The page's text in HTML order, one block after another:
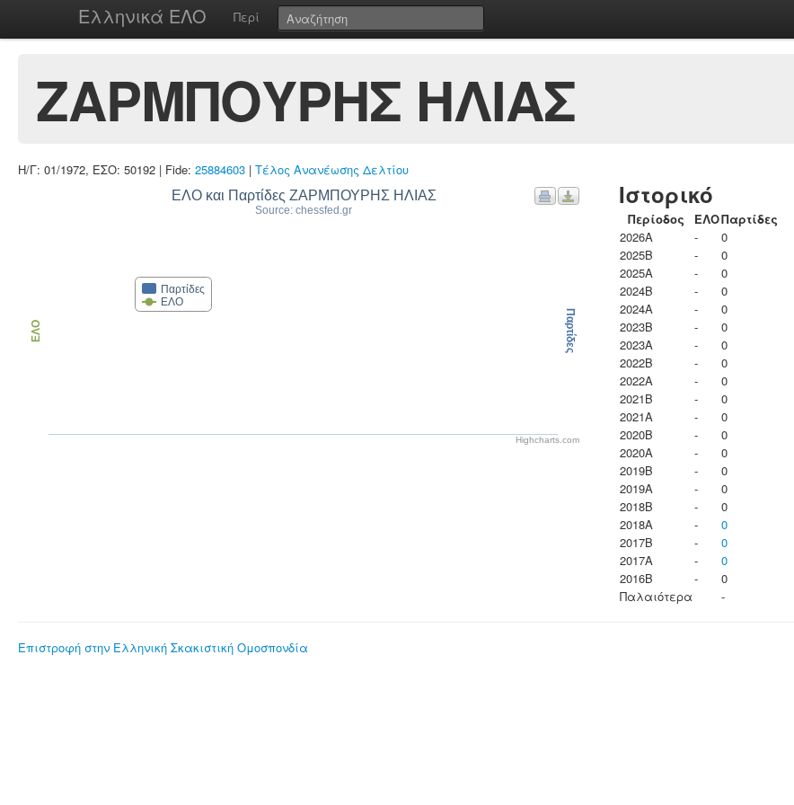
Ελληνικά ΕΛΟ Περί
ΖΑΡΜΠΟΥΡΗΣ ΗΛΙΑΣ
Η/Γ: 01/1972, ΕΣΟ: 50192 | Fide: 25884603 | Τέλος Ανανέωσης Δελτίου
ΕΛΟ και Παρτίδες ΖΑΡΜΠΟΥΡΗΣ ΗΛΙΑΣ
Source: chessfed.gr
Παρτίδες
ΕΛΟ
ΕΛΟ Παρτίδες
Highcharts.com
Ιστορικό
Περίοδος ΕΛΟΠαρτίδες
2026A
-
0
2025B
-
0
2025A
-
0
2024B
-
0
2024A
-
0
2023B
-
0
2023Α
-
0
2022B
-
0
2022A
-
0
2021B
-
0
2021A
-
0
2020B
-
0
2020A
-
0
2019B
-
0
2019A
-
0
2018B
-
0
2018A
-
0
2017B
-
0
2017A
-
0
2016B
-
0
Παλαιότερα
-
Επιστροφή στην Ελληνική Σκακιστική Ομοσπονδία